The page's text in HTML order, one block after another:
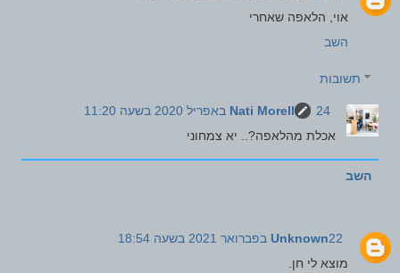
אוי, הלאפה שאחרי
השב
תשובות
Nati Morell
24 באפריל 2020 בשעה 11:20
אכלת מהלאפה?.. יא צמחוני
השב
Unknown22 בפברואר 2021 בשעה 18:54
מוצא לי חן.